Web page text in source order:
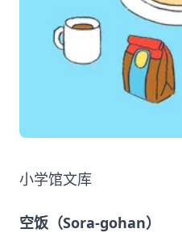
小学馆文库
空饭（Sora-gohan）